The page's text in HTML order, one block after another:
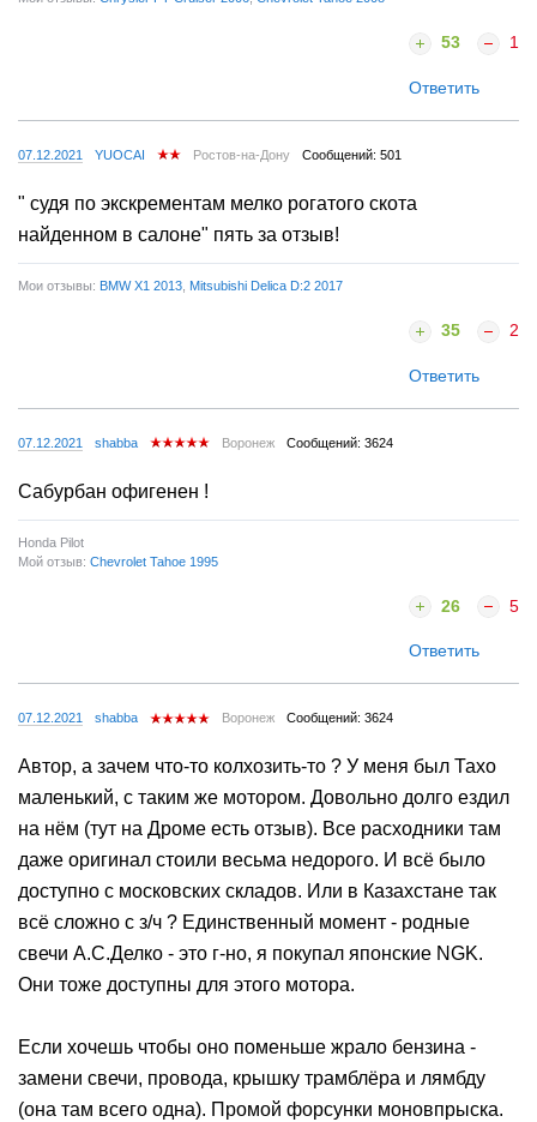
53 1
Ответить
07.12.2021 YUOCAI Ростов-на-Дону Сообщений: 501
" судя по экскрементам мелко рогатого скота
найденном в салоне" пять за отзыв!
Мои отзывы: BMW X1 2013 Mitsubishi Delica D:2 2017
35 2
Ответить
07.12.2021 shabba Воронеж Сообщений: 3624
Сабурбан офигенен !
Honda Pilot
Мой отзыв: Chevrolet Tahoe 1995
26 5
Ответить
07.12.2021 shabba Воронеж Сообщений: 3624
Автор, а зачем что-то колхозить-то ? У меня был Тахо
маленький, с таким же мотором. Довольно долго ездил
на нём (тут на Дроме есть отзыв). Все расходники там
даже оригинал стоили весьма недорого. И всё было
доступно с московских складов. Или в Казахстане так
всё сложно с з/ч ? Единственный момент - родные
свечи А.С.Делко - это г-но, я покупал японские NGK.
Они тоже доступны для этого мотора.
Если хочешь чтобы оно поменьше жрало бензина -
замени свечи, провода, крышку трамблёра и лямбду
(она там всего одна). Промой форсунки моновпрыска.